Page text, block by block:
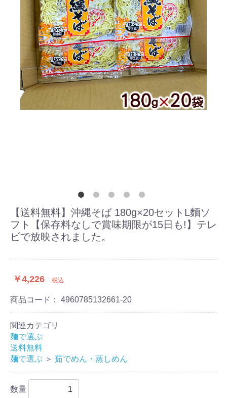
【送料無料】沖縄そば 180g×20セットL麵ソ
フト【保存料なしで賞味期限が15日も!】テレ
ビで放映されました。
￥4,226 税込
商品コード： 4960785132661-20
関連カテゴリ
麺で選ぶ
送料無料
麺で選ぶ ＞ 茹でめん・蒸しめん
数量